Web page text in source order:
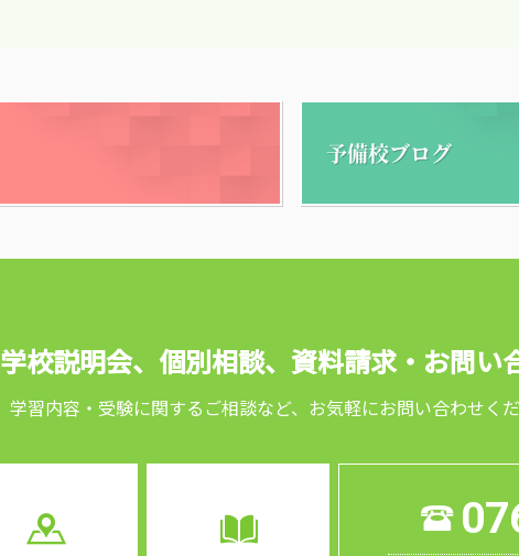
予備校ブログ
学校説明会、個別相談、 資料請求・お問い
学習内容・受験に関するご相談など、お気軽にお問い合わせくだ